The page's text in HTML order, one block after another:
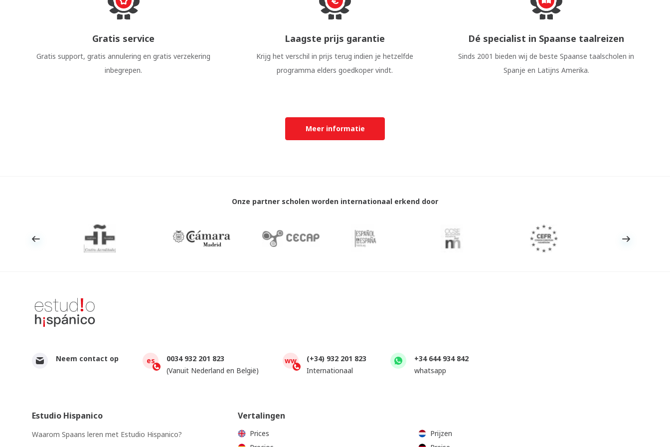
Gratis service
Gratis support, gratis annulering en gratis verzekering
inbegrepen.
Laagste prijs garantie
Krijg het verschil in prijs terug indien je hetzelfde
programma elders goedkoper vindt.
Dé specialist in Spaanse taalreizen
Sinds 2001 bieden wij de beste Spaanse taalscholen in
Spanje en Latijns Amerika.
Meer informatie
Onze partner scholen worden internationaal erkend door
Neem contact op es
0034 932 201 823
(Vanuit Nederland en België)
ww
(+34) 932 201 823
Internationaal
+34 644 934 842
whatsapp
Estudio Hispanico
Waarom Spaans leren met Estudio Hispanico?
Vertalingen
Prices
Prijzen